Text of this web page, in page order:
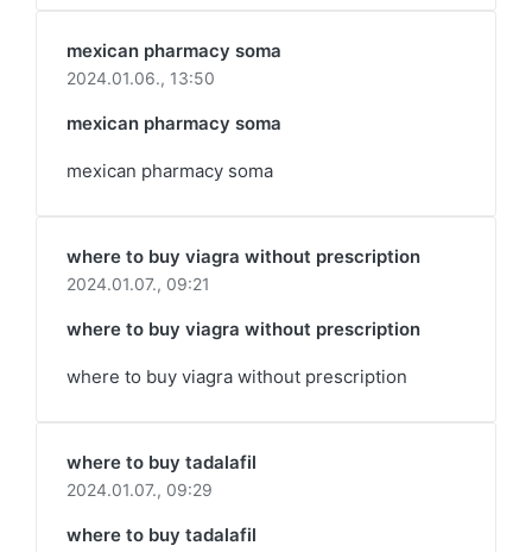
mexican pharmacy soma
2024.01.06., 13:50
mexican pharmacy soma
mexican pharmacy soma
where to buy viagra without prescription
2024.01.07., 09:21
where to buy viagra without prescription
where to buy viagra without prescription
where to buy tadalafil
2024.01.07., 09:29
where to buy tadalafil